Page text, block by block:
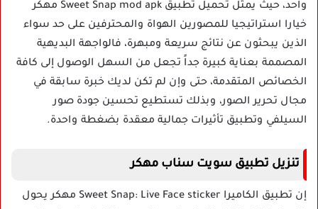
واحد، حيث يمثل تحميل تطبيق Sweet Snap mod apk مهكر
خيارا استراتيجيا للمصورين الهواة والمحترفين على حد سواء
الذين يبحثون عن نتائج سريعة ومبهرة، فالواجهة البديهية
المصممة بعناية كبيرة جداً تجعل من السهل الوصول إلى كافة
الخصائص المتقدمة، حتى وإن لم تكن لديك خبرة سابقة في
مجال تحرير الصور، وبذلك تستطيع تحسين جودة صور
السيلفي وتطبيق تأثيرات جمالية معقدة بضغطة واحدة.
تنزيل تطبيق سويت سناب مهكر
إن تطبيق الكاميرا Sweet Snap: Live Face sticker مهكر يحول